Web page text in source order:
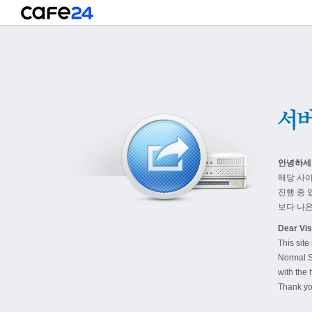
안녕하
해당 사
진행 중
보다 나
Dear
This site
Normal
with the
Thank